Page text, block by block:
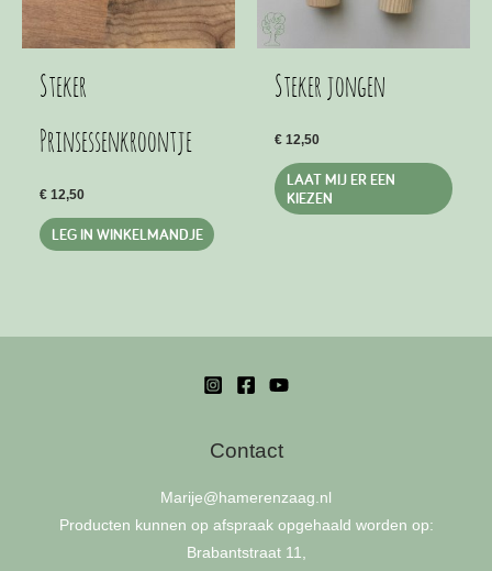
Steker
Prinsessenkroontje
€ 12,50
LEG IN WINKELMANDJE
Steker jongen
€ 12,50
LAAT MIJ ER EEN
KIEZEN
optie
Contact
Marije@hamerenzaag.nl
Producten kunnen op afspraak opgehaald worden op:
Brabantstraat 11,